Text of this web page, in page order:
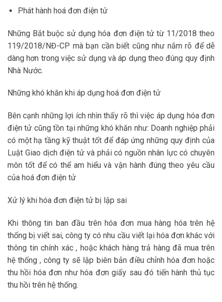
Phát hành hoá đơn điện tử
Những Bắt buộc sử dụng hóa đơn điện tử từ 11/2018 theo
119/2018/NĐ-CP mà bạn cần biết cũng như nắm rõ để dễ
dàng hơn trong việc sử dụng và áp dụng theo đúng quy định
Nhà Nước.
Những khó khăn khi áp dụng hoá đơn điện tử
Bên cạnh những lợi ích nhìn thấy rõ thì việc áp dụng hóa đơn
điện tử cũng tồn tại những khó khăn như: Doanh nghiệp phải
có một hạ tầng kỹ thuật tốt để đáp ứng những quy định của
Luật Giao dịch điện tử và phải có nguồn nhân lực có chuyên
môn tốt để có thể am hiểu và vận hành đúng theo yêu cầu
của hoá đơn điện tử
Xử lý khi hóa đơn điện tử bị lập sai
Khi thông tin ban đầu trên hóa đơn mua hàng hóa trên hệ
thống bị viết sai, công ty có nhu cầu viết lại hóa đơn khác với
thông tin chính xác , hoặc khách hàng trả hàng đã mua trên
hệ thống , công ty sẽ lập biên bản điều chỉnh hóa đơn hoặc
thu hồi hóa đơn như hóa đơn giấy sau đó tiến hành thủ tục
thu hồi trên hệ thống.